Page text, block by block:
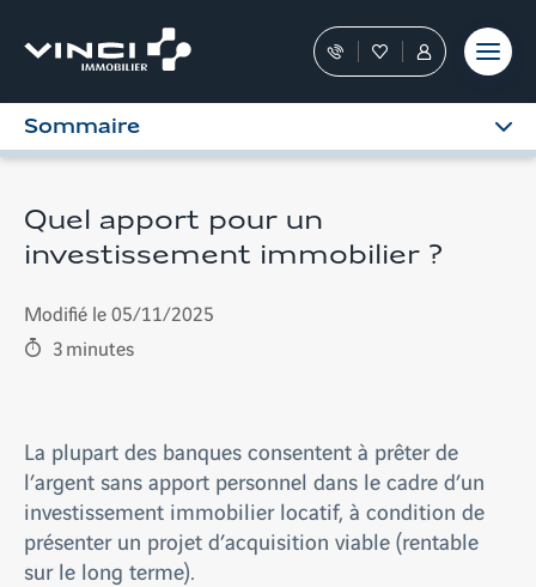
contenu
moment
Nos
conseillers
vous
dans
FavorisTous
les
services
dans
Sommaire
Quel apport pour un
investissement immobilier ?
Modifié le 05/11/2025
3minutes
La plupart des banques consentent à prêter de
l’argent sans apport personnel dans le cadre d’un
investissement immobilier locatif, à condition de
présenter un projet d’acquisition viable (rentable
sur le long terme).